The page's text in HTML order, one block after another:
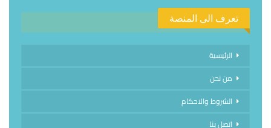
تعرف الى المنصة
الرئيسية
من نحن
الشروط والاحكام
اتصل بنا